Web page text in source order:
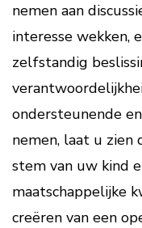
nemen aan
interesse wekken,
zelfstandig
ondersteunende
nemen, laat u zien
stem van uw kind
maatschappelijke
creëren van een